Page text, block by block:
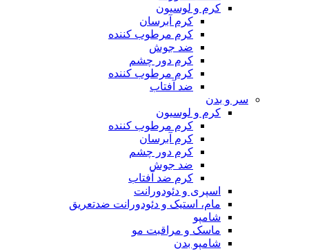
کرم و لوسیون
کرم آبرسان
کرم مرطوب کننده
ضد جوش
کرم دور چشم
کرم مرطوب کننده
ضد آفتاب
سر و بدن
کرم و لوسیون
کرم مرطوب کننده
کرم آبرسان
کرم دور چشم
ضد جوش
کرم ضد آفتاب
اسپری و دئودورانت
مام، استیک و دئودورانت ضدتعریق
شامپو
ماسک و مراقبت مو
شامپو بدن